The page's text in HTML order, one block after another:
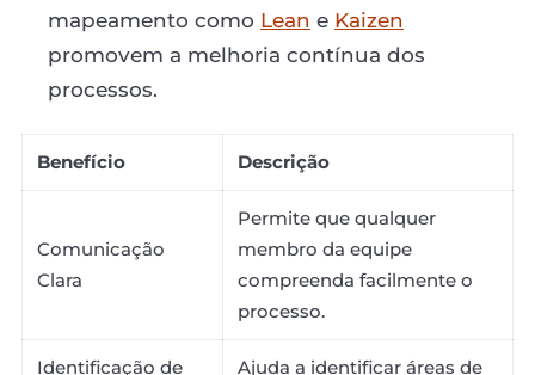
mapeamento como Lean e Kaizen
promovem a melhoria contínua dos
processos.
Benefício Descrição
Comunicação
Clara
Permite que qualquer
membro da equipe
compreenda facilmente o
processo.
Identificação de Ajuda a identificar áreas de